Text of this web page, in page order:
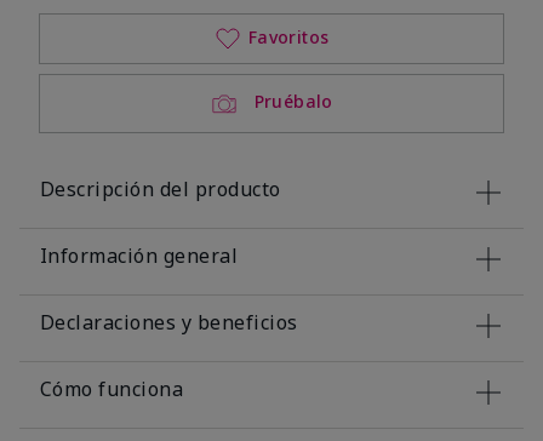
Pruébalo
Favoritos
Descripción del producto
Información general
Declaraciones y beneficios
Cómo funciona